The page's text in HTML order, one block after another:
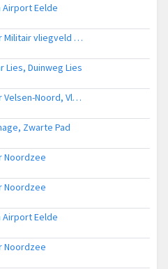
Airport Eelde
Kustwachthelikopter naar Militair vliegveld De Kooy / Den Helder Airport
Lies, Duinweg Lies
Kustwachthelikopter naar Velsen-Noord, Vliegerpad
Zwarte Pad
Noordzee
Noordzee
Airport Eelde
Noordzee